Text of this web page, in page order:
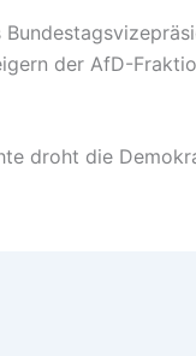
der AfD-
droht die